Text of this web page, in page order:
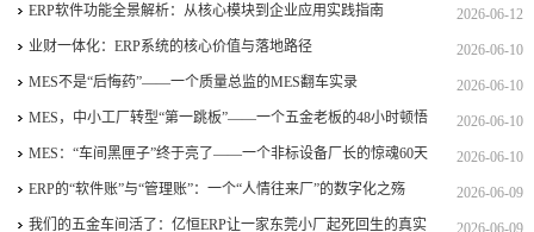
2026-06-12
ERP软件功能全景解析：从核心模块到企业应用实践指南
2026-06-10
业财一体化：ERP系统的核心价值与落地路径
2026-06-10
MES不是“后悔药”——一个质量总监的MES翻车实录
2026-06-10
MES，中小工厂转型“第一跳板”——一个五金老板的48小时顿悟
2026-06-10
MES：“车间黑匣子”终于亮了——一个非标设备厂长的惊魂60天
2026-06-09
ERP的“软件账”与“管理账”：一个“人情往来厂”的数字化之殇
2026-06-09
我们的五金车间活了：亿恒ERP让一家东莞小厂起死回生的真实